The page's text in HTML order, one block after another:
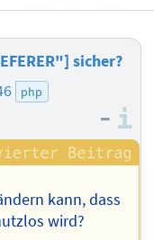
sicher?
php
–
kann, dass
wird?